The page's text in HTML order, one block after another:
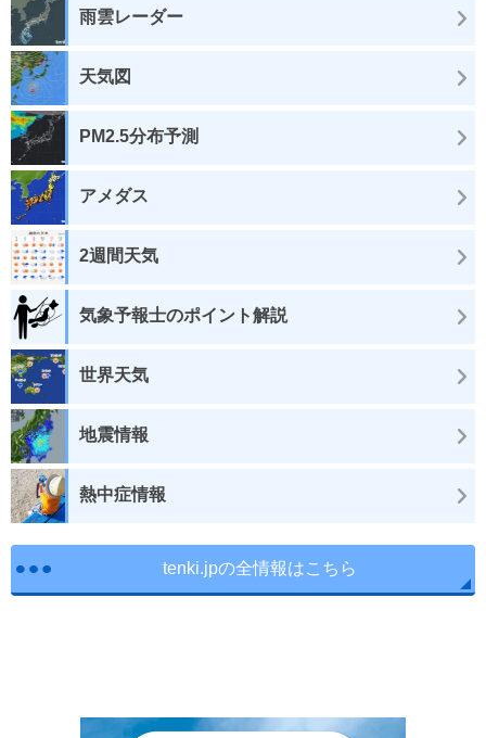
雨雲レーダー
天気図
PM2.5分布予測
アメダス
2週間天気
気象予報士のポイント解説
世界天気
地震情報
熱中症情報
tenki.jpの全情報はこちら